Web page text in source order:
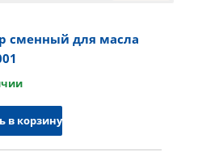
сменный для масла
в корзину